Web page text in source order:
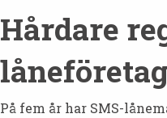
Hårdare
På fem år har SMS-